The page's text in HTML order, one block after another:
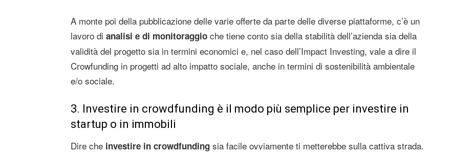
A monte poi della pubblicazione delle varie offerte da parte delle diverse piattaforme, c’è un
lavoro di analisi e di monitoraggio che tiene conto sia della stabilità dell’azienda sia della
validità del progetto sia in termini economici e, nel caso dell’Impact Investing, vale a dire il
Crowfunding in progetti ad alto impatto sociale, anche in termini di sostenibilità ambientale
e/o sociale.
3. Investire in crowdfunding è il modo più semplice per investire in
startup o in immobili
Dire che investire in crowdfunding sia facile ovviamente ti metterebbe sulla cattiva strada.